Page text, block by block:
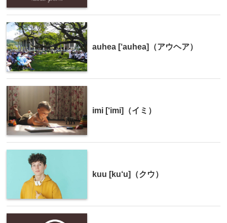
auhea [‘auhea]（アウヘア）
imi [‘imi]（イミ）
kuu [ku‘u]（クウ）